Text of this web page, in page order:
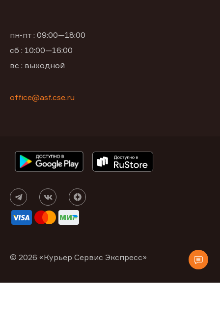
пн-пт : 09:00—18:00
сб : 10:00—16:00
вс : выходной
office@asf.cse.ru
© 2026 «Курьер Сервис Экспресс»